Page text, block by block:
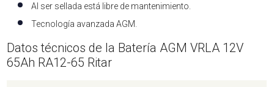
Al ser sellada está libre de mantenimiento.
Tecnología avanzada AGM.
Datos técnicos de la Batería AGM VRLA 12V
65Ah RA12-65 Ritar